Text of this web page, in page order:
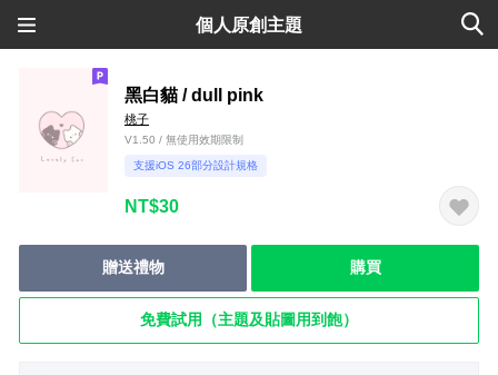
個人原創主題
黑白貓 / dull pink
桃子
V1.50 / 無使用效期限制
支援iOS 26部分設計規格
NT$30
贈送禮物 購買
免費試用（主題及貼圖用到飽）